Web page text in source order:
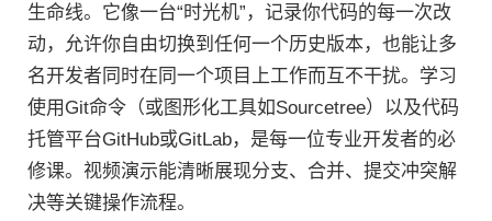
生命线。它像一台“时光机”，记录你代码的每一次改
动，允许你自由切换到任何一个历史版本，也能让多
名开发者同时在同一个项目上工作而互不干扰。学习
使用Git命令（或图形化工具如Sourcetree）以及代码
托管平台GitHub或GitLab，是每一位专业开发者的必
修课。视频演示能清晰展现分支、合并、提交冲突解
决等关键操作流程。